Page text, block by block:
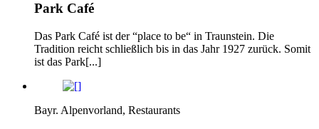
Park Café
Das Park Café ist der “place to be“ in Traunstein. Die
Tradition reicht schließlich bis in das Jahr 1927 zurück. Somit
ist das Park[...]
Bayr. Alpenvorland, Restaurants